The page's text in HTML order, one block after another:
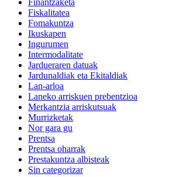
Fiskalitatea
Fomakuntza
Ikuskapen
Ingurumen
Intermodalitate
Jardueraren datuak
Jardunaldiak eta Ekitaldiak
Lan-arloa
Laneko arriskuen prebentzioa
Merkantzia arriskutsuak
Murrizketak
Nor gara gu
Prentsa
Prentsa oharrak
Prestakuntza albisteak
Sin categorizar